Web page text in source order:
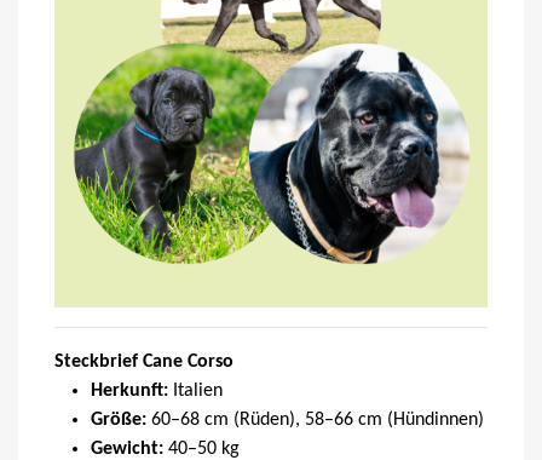
Steckbrief Cane Corso
Herkunft: Italien
Größe: 60–68 cm (Rüden), 58–66 cm (Hündinnen)
Gewicht: 40–50 kg